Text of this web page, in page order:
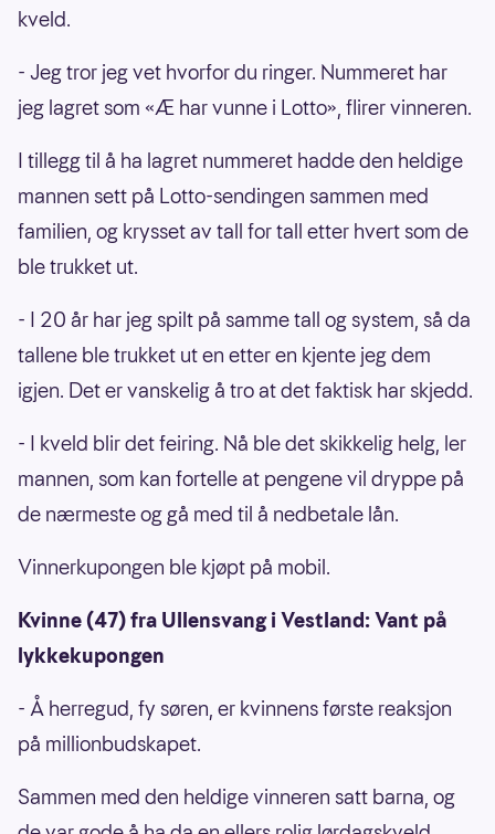
kveld.
- Jeg tror jeg vet hvorfor du ringer. Nummeret har
jeg lagret som «Æ har vunne i Lotto», flirer vinneren.
I tillegg til å ha lagret nummeret hadde den heldige
mannen sett på Lotto-sendingen sammen med
familien, og krysset av tall for tall etter hvert som de
ble trukket ut.
- I 20 år har jeg spilt på samme tall og system, så da
tallene ble trukket ut en etter en kjente jeg dem
igjen. Det er vanskelig å tro at det faktisk har skjedd.
- I kveld blir det feiring. Nå ble det skikkelig helg, ler
mannen, som kan fortelle at pengene vil dryppe på
de nærmeste og gå med til å nedbetale lån.
Vinnerkupongen ble kjøpt på mobil.
Kvinne (47) fra Ullensvang i Vestland: Vant på
lykkekupongen
- Å herregud, fy søren, er kvinnens første reaksjon
på millionbudskapet.
Sammen med den heldige vinneren satt barna, og